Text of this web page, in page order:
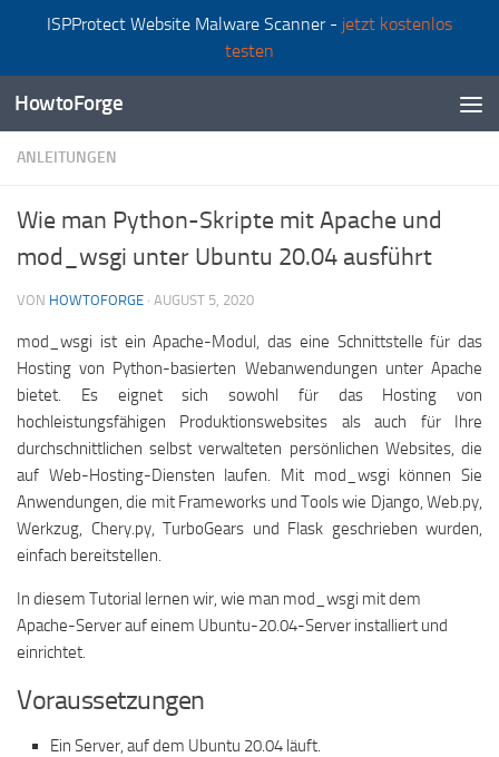
ISPProtect Website Malware Scanner - jetzt kostenlos
testen
Zum Inhalt springen
HowtoForge
ANLEITUNGEN
Wie man Python-Skripte mit Apache und
mod_wsgi unter Ubuntu 20.04 ausführt
VON HOWTOFORGE · AUGUST 5, 2020
mod_wsgi ist ein Apache-Modul, das eine Schnittstelle für das
Hosting von Python-basierten Webanwendungen unter Apache
bietet. Es eignet sich sowohl für das Hosting von
hochleistungsfähigen Produktionswebsites als auch für Ihre
durchschnittlichen selbst verwalteten persönlichen Websites, die
auf Web-Hosting-Diensten laufen. Mit mod_wsgi können Sie
Anwendungen, die mit Frameworks und Tools wie Django, Web.py,
Werkzug, Chery.py, TurboGears und Flask geschrieben wurden,
einfach bereitstellen.
In diesem Tutorial lernen wir, wie man mod_wsgi mit dem
Apache-Server auf einem Ubuntu-20.04-Server installiert und
einrichtet.
Voraussetzungen
Ein Server, auf dem Ubuntu 20.04 läuft.